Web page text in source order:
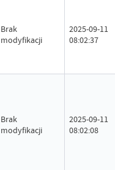
Brak
modyfikacji
2025-09-11
08:02:37
Brak
modyfikacji
2025-09-11
08:02:08